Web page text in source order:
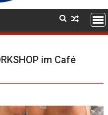
im Café